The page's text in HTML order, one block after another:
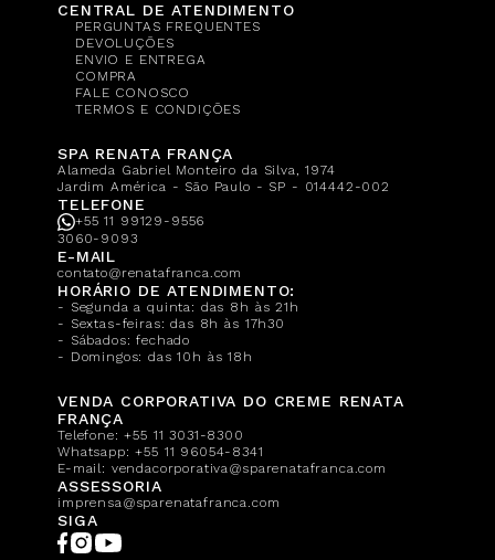
CENTRAL DE ATENDIMENTO
PERGUNTAS FREQUENTES
DEVOLUÇÕES
ENVIO E ENTREGA
COMPRA
FALE CONOSCO
TERMOS E CONDIÇÕES
SPA RENATA FRANÇA
Alameda Gabriel Monteiro da Silva, 1974
Jardim América - São Paulo - SP - 014442-002
TELEFONE
+55 11 99129-9556
3060-9093
E-MAIL
contato@renatafranca.com
HORÁRIO DE ATENDIMENTO:
- Segunda a quinta: das 8h às 21h
- Sextas-feiras: das 8h às 17h30
- Sábados: fechado
- Domingos: das 10h às 18h
VENDA CORPORATIVA DO CREME RENATA
FRANÇA
Telefone:+55 11 3031-8300
Whatsapp:+55 11 96054-8341
E-mail: vendacorporativa@sparenatafranca.com
ASSESSORIA
imprensa@sparenatafranca.com
SIGA